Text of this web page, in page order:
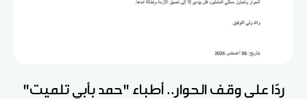
ردّا على وقف الحوار.. أطباء "حمد بأبي تلميت"